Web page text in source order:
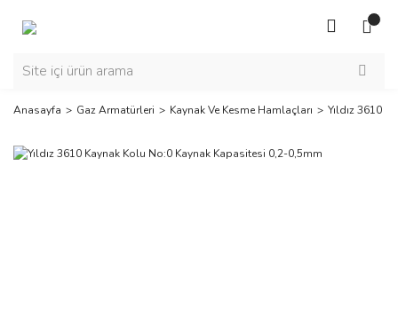
Anasayfa Gaz Armatürleri Kaynak Ve Kesme Hamlaçları Yıldız 3610